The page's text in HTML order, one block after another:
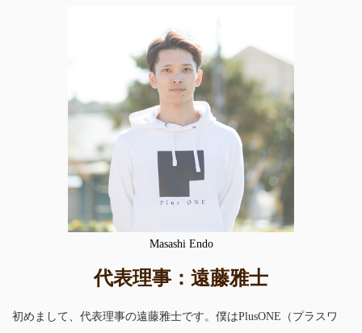
Masashi Endo
代表理事：遠藤雅士
初めまして、代表理事の遠藤雅士です。僕はPlusONE（プラスワ